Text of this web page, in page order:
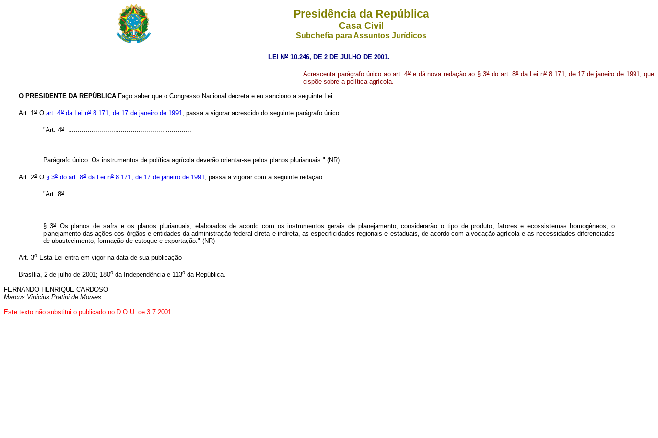
Presidência da República
Casa Civil
Subchefia para Assuntos Jurídicos
LEI No 10.246, DE 2 DE JULHO DE 2001.
Acrescenta parágrafo único ao art. 4oe dá nova redação ao § 3odo art. 8oda Lei no8.171, de 17 de janeiro de 1991, que
dispõe sobre a política agrícola.
O PRESIDENTE DA REPÚBLICA Faço saber que o Congresso Nacional decreta e eu sanciono a seguinte Lei:
Art. 1 o O art. 4o da Lei no 8.171, de 17 de janeiro de 1991 , passa a vigorar acrescido do seguinte parágrafo único:
"Art. 4o ...............................................................
...............................................................
Parágrafo único. Os instrumentos de política agrícola deverão orientar-se pelos planos plurianuais." (NR)
Art. 2o O § 3o do art. 8o da Lei no 8.171, de 17 de janeiro de 1991 , passa a vigorar com a seguinte redação:
"Art. 8o ...............................................................
...............................................................
§ 3oOs planos de safra e os planos plurianuais, elaborados de acordo com os instrumentos gerais de planejamento, considerarão o tipo de produto, fatores e ecossistemas homogêneos, o
planejamento das ações dos órgãos e entidades da administração federal direta e indireta, as especificidades regionais e estaduais, de acordo com a vocação agrícola e as necessidades diferenciadas
de abastecimento, formação de estoque e exportação." (NR)
Art. 3o Esta Lei entra em vigor na data de sua publicação
Brasília, 2 de julho de 2001; 180o da Independência e 113o da República.
FERNANDO HENRIQUE CARDOSO
Marcus Vinicius Pratini de Moraes
Este texto não substitui o publicado no D.O.U. de 3.7.2001